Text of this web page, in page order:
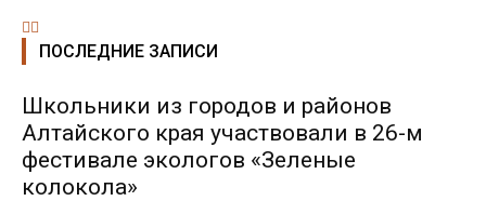
ПОСЛЕДНИЕ ЗАПИСИ
Школьники из городов и районов
Алтайского края участвовали в 26-м
фестивале экологов «Зеленые
колокола»